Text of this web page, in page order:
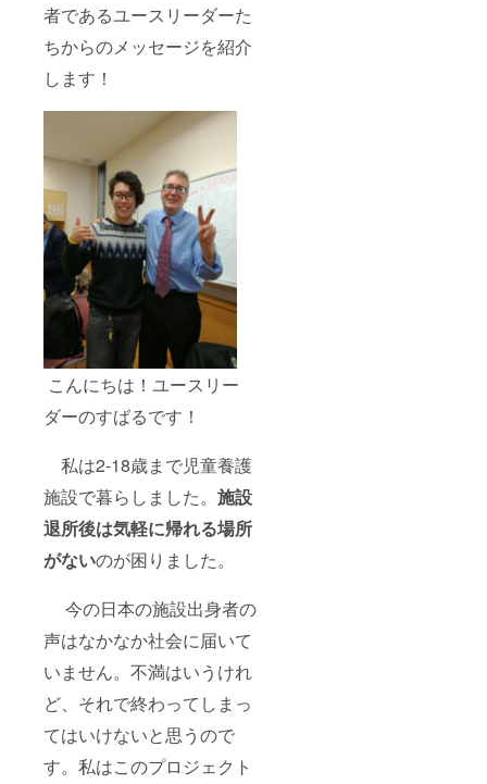
者であるユースリーダーた
ちからのメッセージを紹介
します！
こんにちは！ユースリー
ダーのすばるです！
私は2-18歳まで児童養護
施設で暮らしました。 施設
退所後は気軽に帰れる場所
がないのが困りました。
今の日本の施設出身者の
声はなかなか社会に届いて
いません。不満はいうけれ
ど、それで終わってしまっ
てはいけないと思うので
す。私はこのプロジェクト